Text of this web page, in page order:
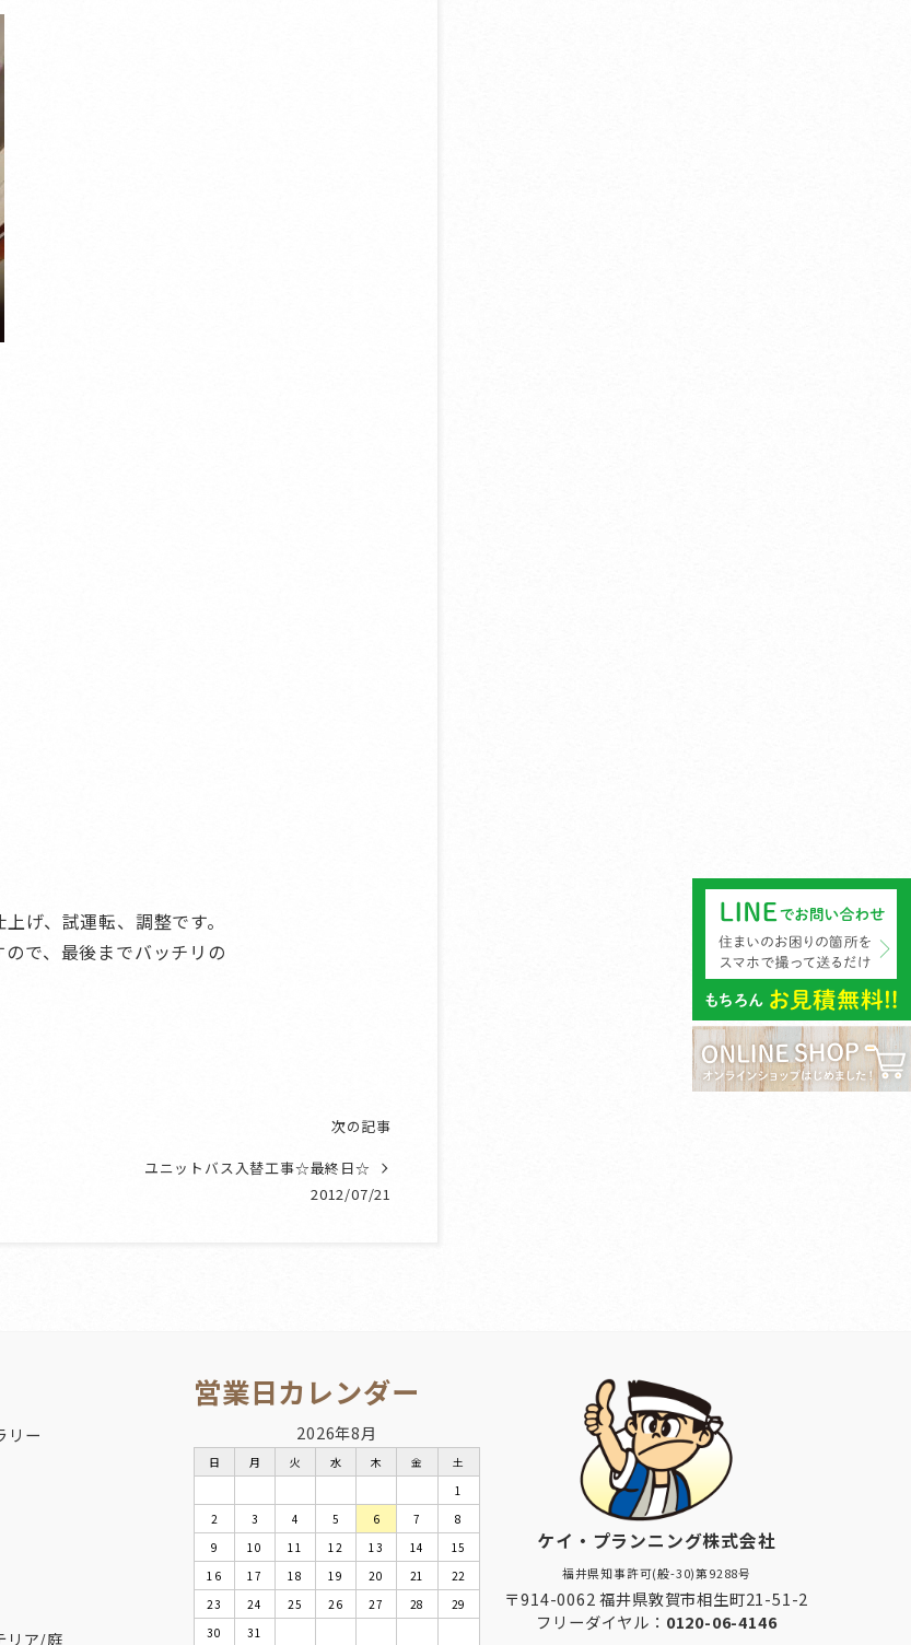
げ、試運転、調整です。
で、最後までバッチリの
次の記事
ユニットバス入替工事☆最終日☆
2012/07/21
リー
リア/庭
営業日カレンダー
2026年8月
日 月 火 水 木 金
土
1
2
3 4 5 6 7
8
9
10 11 12 13 14
15
16
17 18 19 20 21
22
23
24 25 26 27 28
29
30
31
ケイ・プランニング株式会社
福井県知事許可(般-30)第9288号
〒914-0062 福井県敦賀市相生町21-51-2
フリーダイヤル： 0120-06-4146